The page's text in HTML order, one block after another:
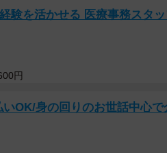
験を活かせる 医療事務スタ
円
OK/身の回りのお世話中心で